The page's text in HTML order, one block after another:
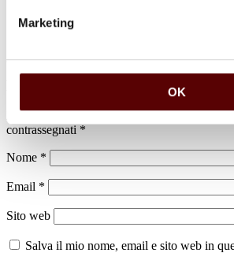
Marketing
OK
Il tuo indirizzo email non sarà pubblicato. I
contrassegnati *
Nome *
Email *
Sito web
Salva il mio nome, email e sito web in